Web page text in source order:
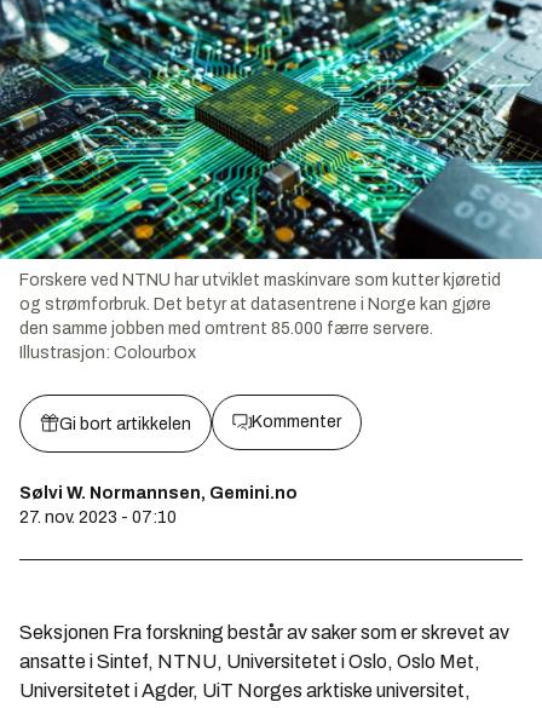
Forskere ved NTNU har utviklet maskinvare som kutter kjøretid
og strømforbruk. Det betyr at datasentrene i Norge kan gjøre
den samme jobben med omtrent 85.000 færre servere.
Illustrasjon: Colourbox
Gi bort artikkelen Kommenter
Sølvi W. Normannsen, Gemini.no
27. nov. 2023 - 07:10
Seksjonen Fra forskning består av saker som er skrevet av
ansatte i Sintef, NTNU, Universitetet i Oslo, Oslo Met,
Universitetet i Agder, UiT Norges arktiske universitet,